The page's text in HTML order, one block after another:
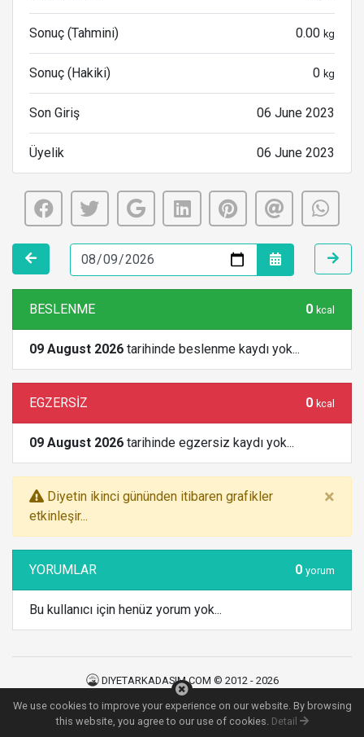
Sonuç (Tahmini) 0.00 kg
Sonuç (Hakiki) 0 kg
Son Giriş 06 June 2023
Üyelik 06 June 2023
BESLENME 0 kcal
09 August 2026 tarihinde beslenme kaydı yok...
EGZERSİZ 0 kcal
09 August 2026 tarihinde egzersiz kaydı yok...
Diyetin ikinci gününden itibaren grafikler
etkinleşir...
×
YORUMLAR 0 yorum
Bu kullanıcı için henüz yorum yok...
DIYETARKADASIM.COM © 2012 - 2026
Kullanım Şartları
Gizlilik Politikası
İletişim
121MS
We use cookies to improve your experience on our website. By browsing
this website, you agree to our use of cookies. Detail